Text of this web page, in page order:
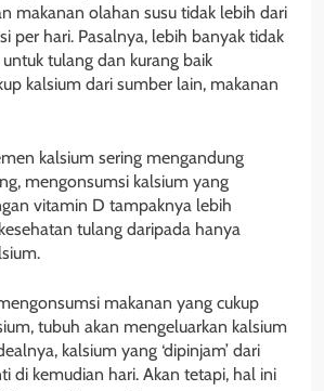
makanan olahan susu tidak lebih dari
per hari. Pasalnya, lebih banyak tidak
tulang dan kurang baik
kalsium dari sumber lain, makanan
kalsium sering mengandung
mengonsumsi kalsium yang
vitamin D tampaknya lebih
tulang daripada hanya
makanan yang cukup
tubuh akan mengeluarkan kalsium
kalsium yang ‘dipinjam’ dari
di kemudian hari. Akan tetapi, hal ini